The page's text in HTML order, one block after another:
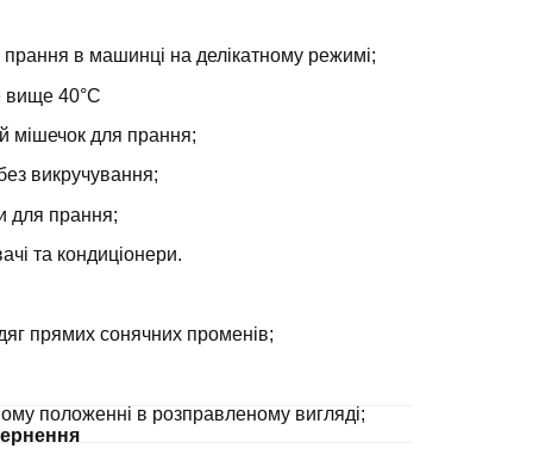
в машинці на делікатному режимі;
вище 40°С
мішечок для прання;
викручування;
для прання;
та кондиціонери.
прямих сонячних променів;
положенні в розправленому вигляді;